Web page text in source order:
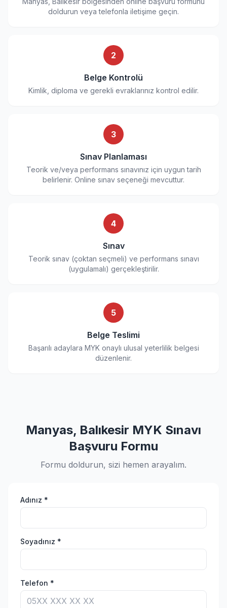
doldurun veya telefonla iletişime geçin.
2
Belge Kontrolü
Kimlik, diploma ve gerekli evraklarınız kontrol edilir.
3
Sınav Planlaması
Teorik ve/veya performans sınavınız için uygun tarih
belirlenir. Online sınav seçeneği mevcuttur.
4
Sınav
Teorik sınav (çoktan seçmeli) ve performans sınavı
(uygulamalı) gerçekleştirilir.
5
Belge Teslimi
Başarılı adaylara MYK onaylı ulusal yeterlilik belgesi
düzenlenir.
Manyas, Balıkesir MYK Sınavı
Başvuru Formu
Formu doldurun, sizi hemen arayalım.
Adınız *
Soyadınız *
Telefon *